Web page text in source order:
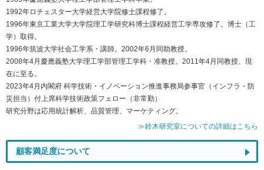
1992年ロチェスター大学経営大学院修士課程修了。
1996年東京工業大学大学院理工学研究科博士課程経営工学専攻修了。博士（工
学）取得。
1996年筑波大学社会工学系・講師。2002年6月同助教授。
2008年4月慶應義塾大学理工学部管理工学科・准教授。2011年4月同教授、現
在に至る。
2023年4月内閣府 科学技術・イノベーション推進事務局参事官（インフラ・防
災担当）付上席科学技術政策フェロー（非常勤）
研究分野は応用統計解析、品質管理、マーケティング。
≫鈴木研究室についての詳細はこちら
顧客満足度について